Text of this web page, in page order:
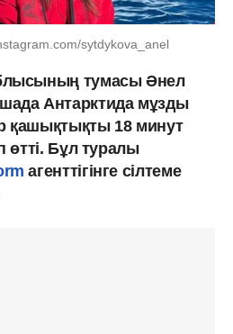
sytdykova_anel
тумасы Әнел
Антарктида мұзды
қашықтықты 18 минут
өтті. Бұл туралы
агенттігінге сілтеме